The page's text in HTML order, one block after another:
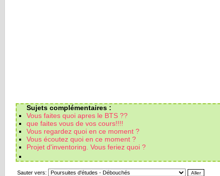
Sujets complémentaires :
Vous faites quoi apres le BTS ??
que faites vous de vos cours!!!!
Vous regardez quoi en ce moment ?
Vous écoutez quoi en ce moment ?
Projet d'inventoring. Vous feriez quoi ?
Sauter vers: